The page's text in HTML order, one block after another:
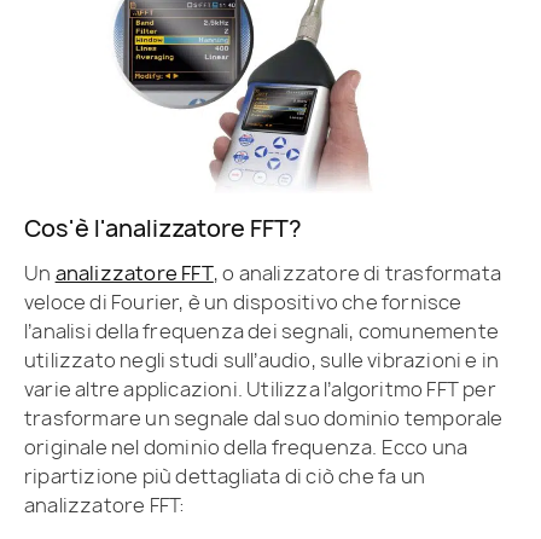
Cos'è l'analizzatore FFT?
Un analizzatore FFT, o analizzatore di trasformata
veloce di Fourier, è un dispositivo che fornisce
l’analisi della frequenza dei segnali, comunemente
utilizzato negli studi sull’audio, sulle vibrazioni e in
varie altre applicazioni. Utilizza l’algoritmo FFT per
trasformare un segnale dal suo dominio temporale
originale nel dominio della frequenza. Ecco una
ripartizione più dettagliata di ciò che fa un
analizzatore FFT: